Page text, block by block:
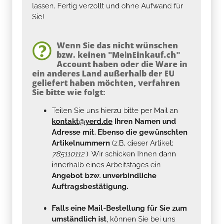
lassen. Fertig verzollt und ohne Aufwand für
Sie!
Wenn Sie das nicht wünschen
bzw. keinen "MeinEinkauf.ch"
Account haben oder die Ware in
ein anderes Land außerhalb der EU
geliefert haben möchten, verfahren
Sie bitte wie folgt:
Teilen Sie uns hierzu bitte per Mail an
kontakt@yerd.de Ihren Namen und
Adresse mit. Ebenso die gewünschten
Artikelnummern (z.B. dieser Artikel:
785110112). Wir schicken Ihnen dann
innerhalb eines Arbeitstages ein
Angebot bzw. unverbindliche
Auftragsbestätigung.
Falls eine Mail-Bestellung für Sie zum
umständlich ist , können Sie bei uns